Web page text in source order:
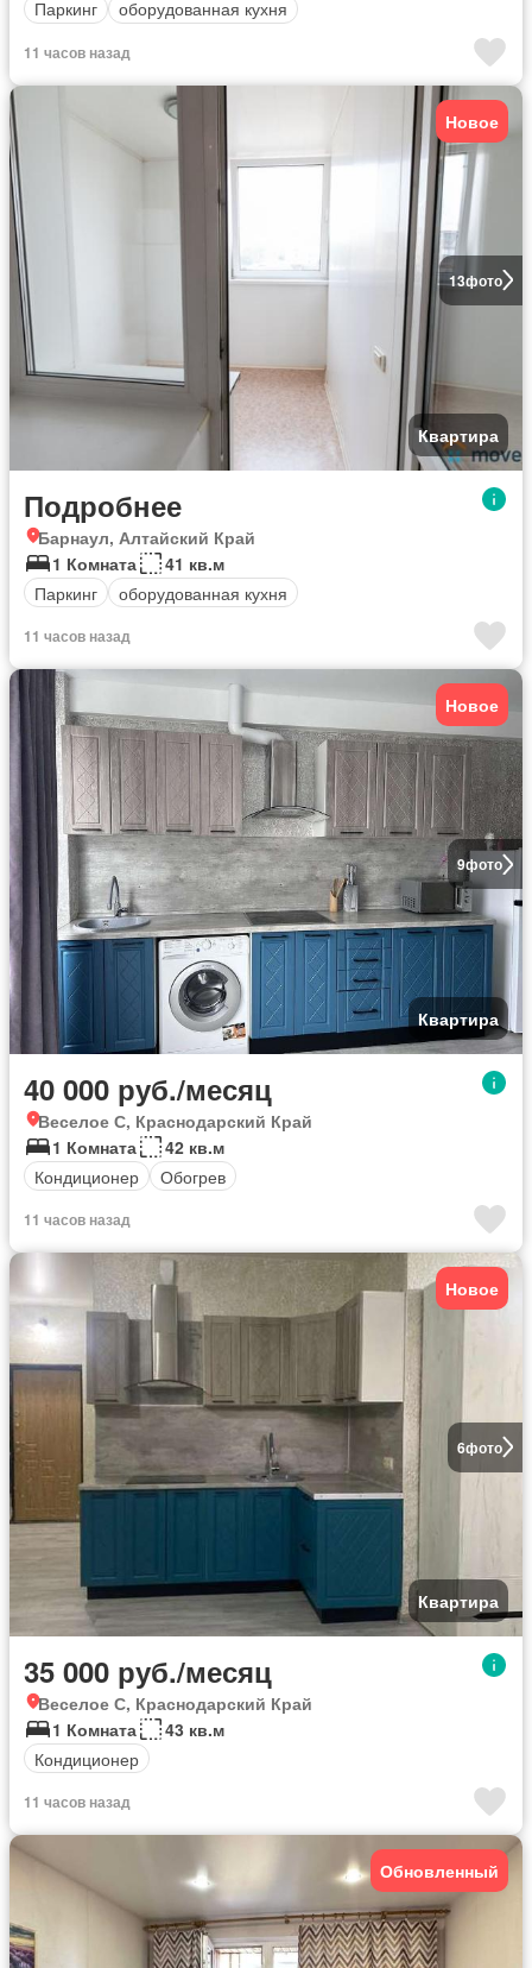
Паркинг
оборудованная кухня
11 часов назад
13фото
Новое
Квартира
Подробнее
Барнаул, Алтайский Край
1 Комната
41 кв.м
Паркинг
оборудованная кухня
11 часов назад
9фото
Новое
Квартира
40 000 руб./месяц
Веселое С, Краснодарский Край
1 Комната
42 кв.м
Кондиционер
Обогрев
11 часов назад
6фото
Новое
Квартира
35 000 руб./месяц
Веселое С, Краснодарский Край
1 Комната
43 кв.м
Кондиционер
11 часов назад
Обновленный